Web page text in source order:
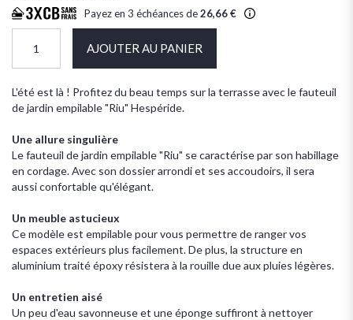
Payez en 3 échéances de26,66 €
AJOUTER AU PANIER
L'été est là ! Profitez du beau temps sur la terrasse avec le fauteuil
de jardin empilable "Riu" Hespéride.
Une allure singulière
Le fauteuil de jardin empilable "Riu" se caractérise par son habillage
en cordage. Avec son dossier arrondi et ses accoudoirs, il sera
aussi confortable qu'élégant.
Un meuble astucieux
Ce modèle est empilable pour vous permettre de ranger vos
espaces extérieurs plus facilement. De plus, la structure en
aluminium traité époxy résistera à la rouille due aux pluies légères.
Un entretien aisé
Un peu d'eau savonneuse et une éponge suffiront à nettoyer